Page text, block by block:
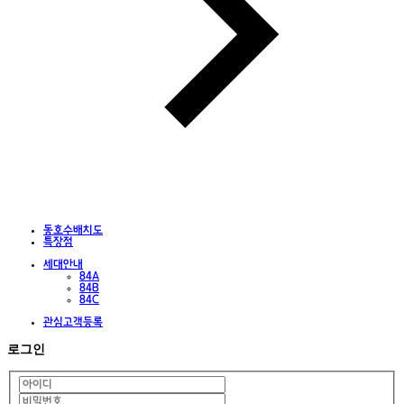
동호수배치도
특장점
세대안내
84A
84B
84C
관심고객등록
로그인